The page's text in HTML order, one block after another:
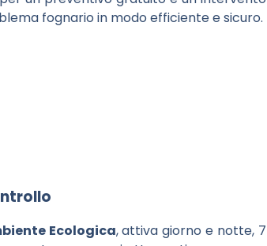
fognario in modo efficiente e sicuro.
Ecologica, attiva giorno e notte, 7